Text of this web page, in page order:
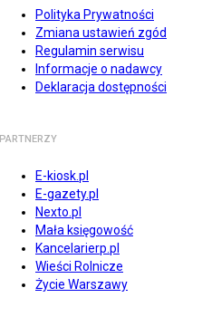
Polityka Prywatności
Zmiana ustawień zgód
Regulamin serwisu
Informacje o nadawcy
Deklaracja dostępności
PARTNERZY
E-kiosk.pl
E-gazety.pl
Nexto.pl
Mała księgowość
Kancelarierp.pl
Wieści Rolnicze
Życie Warszawy